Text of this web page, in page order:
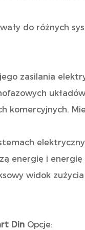
do ​​różnych
zasilania
komercyjnych.
energię i
widok zużycia
Din Opcje: